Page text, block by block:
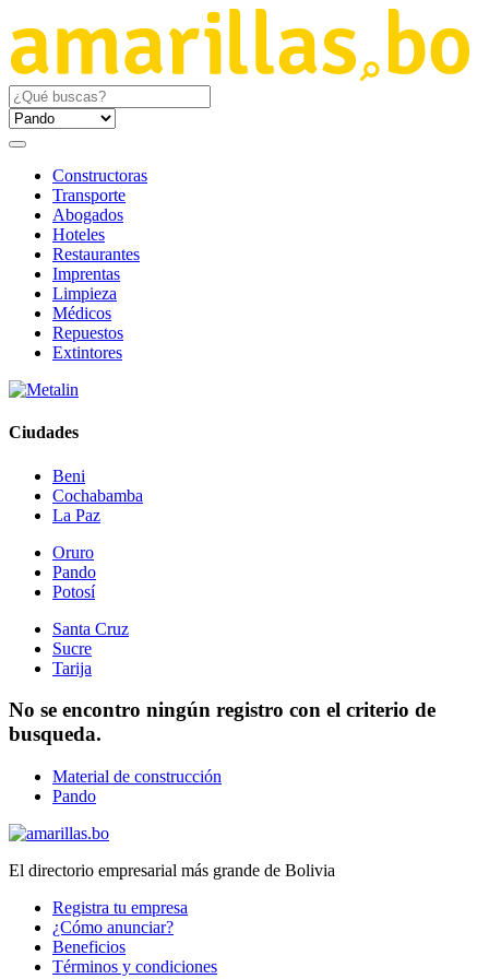
Constructoras
Transporte
Abogados
Hoteles
Restaurantes
Imprentas
Limpieza
Médicos
Repuestos
Extintores
Ciudades
Beni
Cochabamba
La Paz
Oruro
Pando
Potosí
Santa Cruz
Sucre
Tarija
No se encontro ningún registro con el criterio de
busqueda.
Material de construcción
Pando
El directorio empresarial más grande de Bolivia
Registra tu empresa
¿Cómo anunciar?
Beneficios
Términos y condiciones